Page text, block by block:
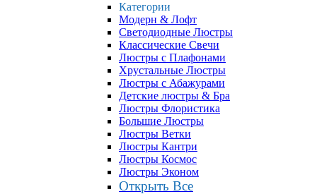
Категории
Модерн & Лофт
Светодиодные Люстры
Классические Свечи
Люстры с Плафонами
Хрустальные Люстры
Люстры с Абажурами
Детские люстры & Бра
Люстры Флористика
Большие Люстры
Люстры Ветки
Люстры Кантри
Люстры Космос
Люстры Эконом
Открыть Все